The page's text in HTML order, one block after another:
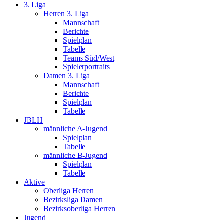
3. Liga
Herren 3. Liga
Mannschaft
Berichte
Spielplan
Tabelle
Teams Süd/West
Spielerportraits
Damen 3. Liga
Mannschaft
Berichte
Spielplan
Tabelle
JBLH
männliche A-Jugend
Spielplan
Tabelle
männliche B-Jugend
Spielplan
Tabelle
Aktive
Oberliga Herren
Bezirksliga Damen
Bezirksoberliga Herren
Jugend